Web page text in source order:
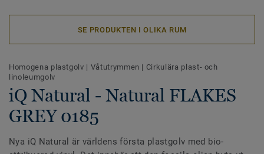
SE PRODUKTEN I OLIKA RUM
Homogena plastgolv | Våtutrymmen | Cirkulära plast- och
linoleumgolv
iQ Natural - Natural FLAKES
GREY 0185
Nya iQ Natural är världens första plastgolv med bio-